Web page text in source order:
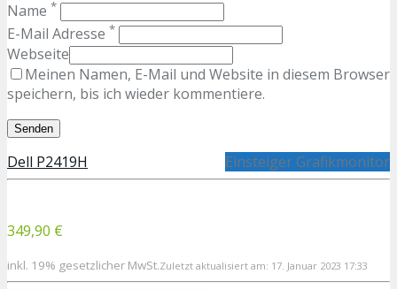
Name *
E-Mail Adresse *
Webseite
Meinen Namen, E-Mail und Website in diesem Browser
speichern, bis ich wieder kommentiere.
Einsteiger Grafikmonitor
Dell P2419H
349,90 €
inkl. 19% gesetzlicher MwSt.Zuletzt aktualisiert am: 17. Januar 2023 17:33